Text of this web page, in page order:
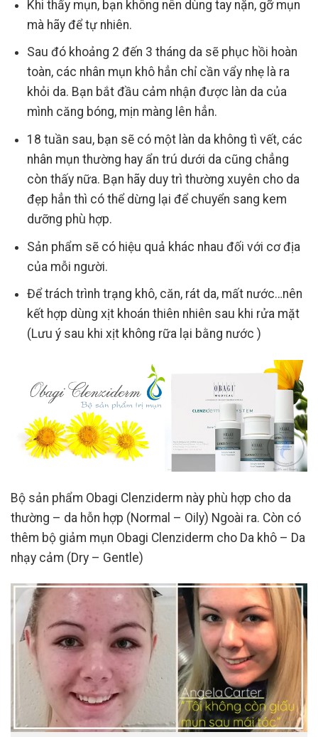
Khi thấy mụn, bạn không nên dùng tay nặn, gỡ mụn
mà hãy để tự nhiên.
Sau đó khoảng 2 đến 3 tháng da sẽ phục hồi hoàn
toàn, các nhân mụn khô hẳn chỉ cần vẩy nhẹ là ra
khỏi da. Bạn bắt đầu cảm nhận được làn da của
mình căng bóng, mịn màng lên hẳn.
18 tuần sau, bạn sẽ có một làn da không tì vết, các
nhân mụn thường hay ẩn trú dưới da cũng chẳng
còn thấy nữa. Bạn hãy duy trì thường xuyên cho da
đẹp hẳn thì có thể dừng lại để chuyển sang kem
dưỡng phù hợp.
Sản phẩm sẽ có hiệu quả khác nhau đối với cơ địa
của mỗi người.
Để trách trình trạng khô, căn, rát da, mất nước…nên
kết hợp dùng xịt khoán thiên nhiên sau khi rửa mặt
(Lưu ý sau khi xịt không rữa lại bằng nước )
Bộ sản phẩm Obagi Clenziderm này phù hợp cho da
thường – da hỗn hợp (Normal – Oily) Ngoài ra. Còn có
thêm bộ giảm mụn Obagi Clenziderm cho Da khô – Da
nhạy cảm (Dry – Gentle)